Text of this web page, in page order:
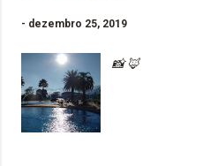
- dezembro 25, 2019
📸 🦊